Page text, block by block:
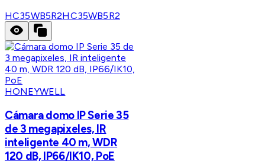
HC35WB5R2HC35WB5R2
HONEYWELL
Cámara domo IP Serie 35
de 3 megapixeles, IR
inteligente 40 m, WDR
120 dB, IP66/IK10, PoE